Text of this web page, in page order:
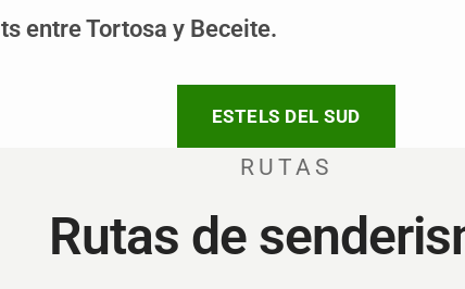
entre Tortosa y Beceite.
ESTELS DEL SUD
RUTAS
Rutas de